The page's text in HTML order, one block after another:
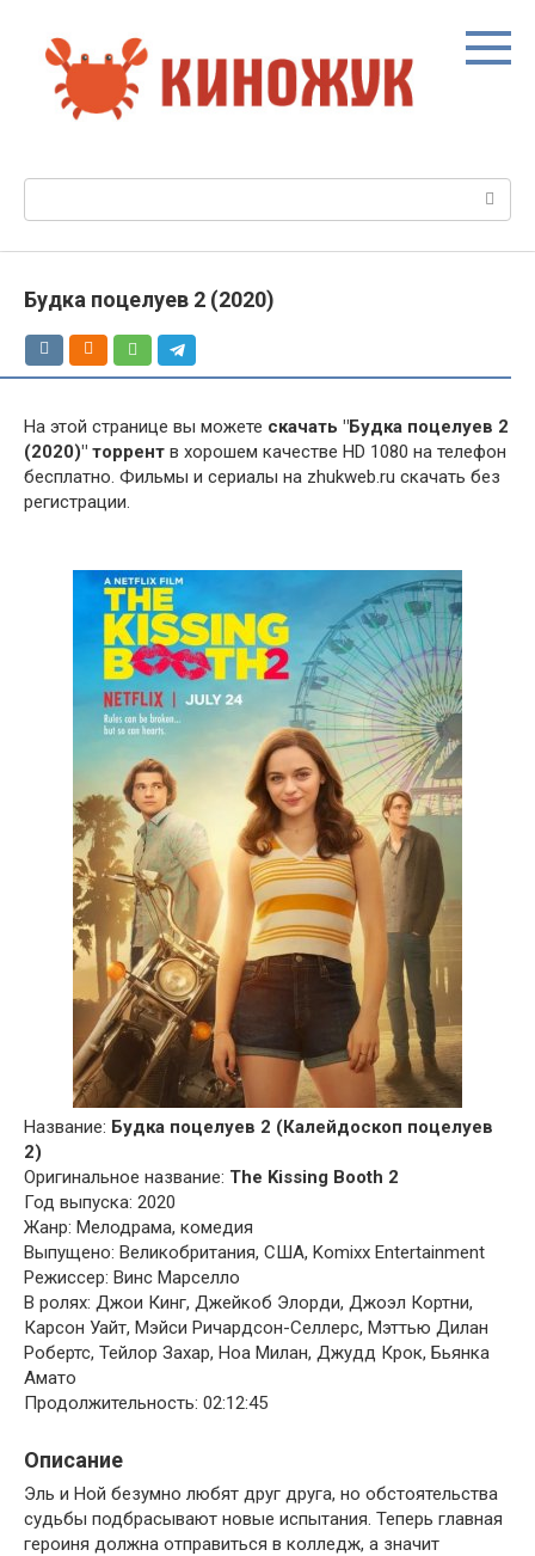
контенту
Будка поцелуев 2 (2020)
На этой странице вы можете скачать "Будка поцелуев 2
(2020)" торрент в хорошем качестве HD 1080 на телефон
бесплатно. Фильмы и сериалы на zhukweb.ru скачать без
регистрации.
Название: Будка поцелуев 2 (Калейдоскоп поцелуев
2)
Оригинальное название: The Kissing Booth 2
Год выпуска: 2020
Жанр: Мелодрама, комедия
Выпущено: Великобритания, США, Komixx Entertainment
Режиссер: Винс Марселло
В ролях: Джои Кинг, Джейкоб Элорди, Джоэл Кортни,
Карсон Уайт, Мэйси Ричардсон-Селлерс, Мэттью Дилан
Робертс, Тейлор Захар, Ноа Милан, Джудд Крок, Бьянка
Амато
Продолжительность: 02:12:45
Описание
Эль и Ной безумно любят друг друга, но обстоятельства
судьбы подбрасывают новые испытания. Теперь главная
героиня должна отправиться в колледж, а значит